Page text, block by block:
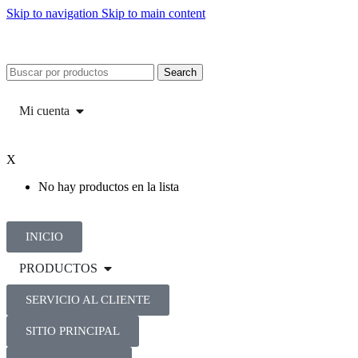
Skip to navigation Skip to main content
Search
Mi cuenta
X
No hay productos en la lista
INICIO
PRODUCTOS
SERVICIO AL CLIENTE
SITIO PRINCIPAL